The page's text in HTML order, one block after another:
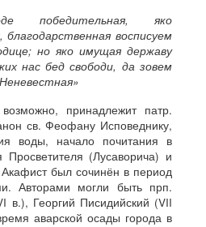
победительная, яко
восписуем
но яко имущая державу
нас бед свободи, да зовем
принадлежит патр.
св. Феофану Исповеднику,
воды, начало почитания в
Просветителя (Лусаворича) и
был сочинён в период
Авторами могли быть прп.
в.), Георгий Писидийский (VII
аварской осады города в